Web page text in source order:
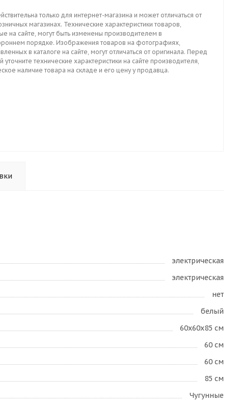
только для интернет-магазина и может отличаться от
магазинах. Технические характеристики товаров,
на сайте, могут быть изменены производителем в
порядке. Изображения товаров на фотографиях,
в каталоге на сайте, могут отличаться от оригинала. Перед
уточните технические характеристики на сайте производителя,
наличие товара на складе и его цену у продавца.
электрическая
электрическая
нет
белый
60x60x85 см
60 см
60 см
85 см
Чугунные